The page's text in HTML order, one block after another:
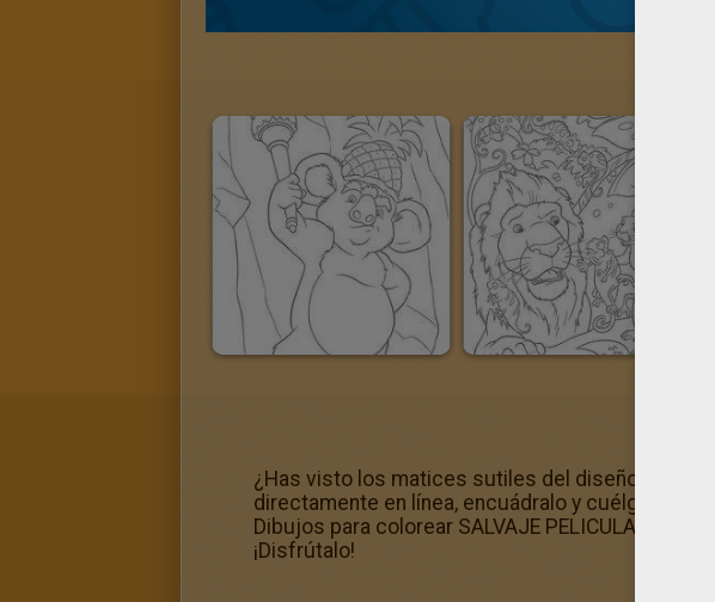
¿Has visto los matices sutiles del diseño de este
directamente en línea, encuádralo y cuélgalo en
Dibujos para colorear SALVAJE PELICULA.
¡Disfrútalo!